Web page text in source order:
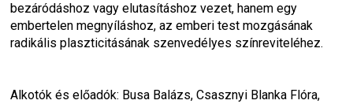
bezáródáshoz vagy elutasításhoz vezet, hanem egy
embertelen megnyíláshoz, az emberi test mozgásának
radikális plaszticitásának szenvedélyes színreviteléhez.
Alkotók és előadók: Busa Balázs, Csasznyi Blanka Flóra,